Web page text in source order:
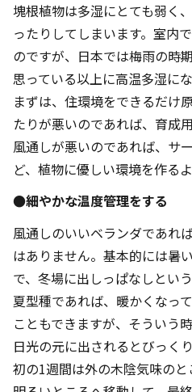
塊根植物は多湿にとても弱く
ったりしてしまいます。室内
のですが、日本では梅雨の時
思っている以上に高温多湿に
まずは、住環境をできるだけ
たりが悪いのであれば、育成
風通しが悪いのであれば、サ
ど、植物に優しい環境を作る
●細やかな温度管理をする
風通しのいいベランダであれ
はありません。基本的には暑
で、冬場に出しっぱなしとい
夏型種であれば、暖かくなっ
こともできますが、そういう
日光の元に出されるとびっく
初の1週間は外の木陰気味の